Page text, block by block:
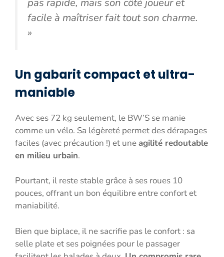
facile à maîtriser fait tout son charme.
»
Un gabarit compact et ultra-
maniable
Avec ses 72 kg seulement, le BW’S se manie
comme un vélo. Sa légèreté permet des dérapages
faciles (avec précaution !) et uneagilité redoutable
en milieu urbain.
Pourtant, il reste stable grâce à ses roues 10
pouces, offrant un bon équilibre entre confort et
maniabilité.
Bien que biplace, il ne sacrifie pas le confort : sa
selle plate et ses poignées pour le passager